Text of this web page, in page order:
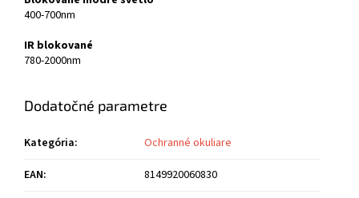
400-700nm
IR blokované
780-2000nm
Dodatočné parametre
Kategória:
Ochranné okuliare
EAN:
8149920060830